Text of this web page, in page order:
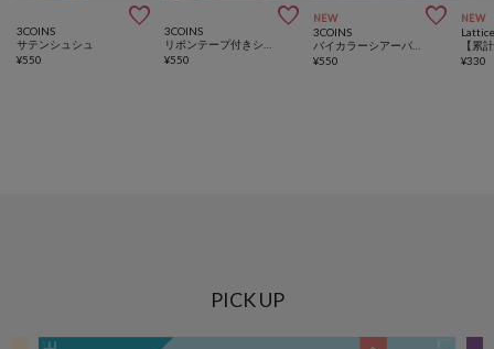

3COINS
サテンシュシュ
¥550

3COINS
¥550
NEW 
3COINS
バイカラーシアーパールシュシュ
¥550
NEW
¥330
PICK UP